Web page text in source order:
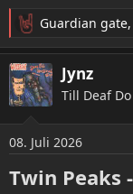
R
e
a
k
t
n
e
n
Guardian gate,
Jynz
Till Deaf
08. Juli 2026
Twin Peaks